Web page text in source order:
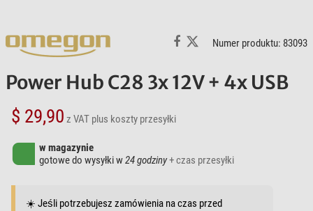
Numer produktu: 83093
Power Hub C28 3x 12V + 4x USB
$ 29,90 z VAT plus koszty przesyłki
w magazynie
gotowe do wysyłki w24 godziny+ czas przesyłki
☀️ Jeśli potrzebujesz zamówienia na czas przed